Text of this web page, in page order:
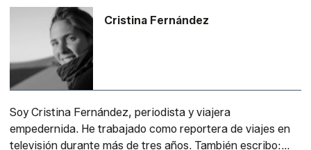
Cristina Fernández
Soy Cristina Fernández, periodista y viajera
empedernida. He trabajado como reportera de viajes en
televisión durante más de tres años. También escribo: